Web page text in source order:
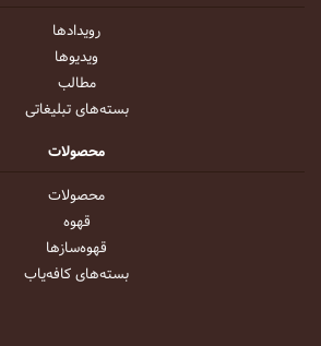
رویداد‌ها
ویدیو‌ها
مطالب
بسته‌های تبلیغاتی
محصولات
محصولات
قهوه
قهوه‌ساز‌ها
بسته‌های کافه‌یاب